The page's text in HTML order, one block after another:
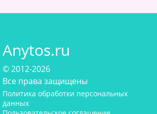
Anytos.ru
© 2012-2026
Все права защищены
Политика обработки персональных
данных